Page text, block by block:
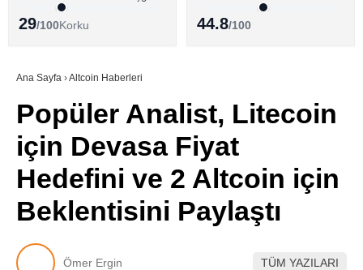
Youtube
ALTCOİN HABERLERİ
SÖZLÜK
29/100Korku 44.8/100
Ana Sayfa ›Altcoin Haberleri
Popüler Analist, Litecoin
için Devasa Fiyat
Hedefini ve 2 Altcoin için
Beklentisini Paylaştı
Ömer Ergin TÜM YAZILARI